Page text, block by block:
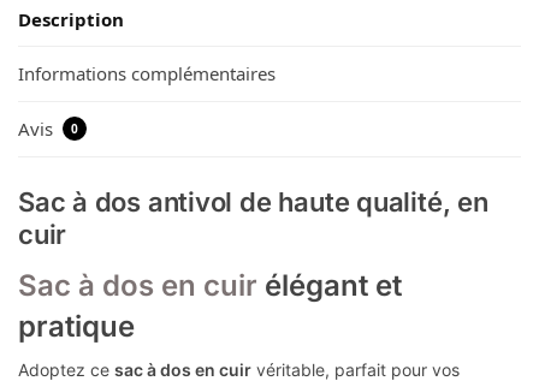
Description
Informations complémentaires
Avis 0
Sac à dos antivol de haute qualité, en
cuir
Sac à dos en cuir élégant et
pratique
Adoptez ce sac à dos en cuir véritable, parfait pour vos